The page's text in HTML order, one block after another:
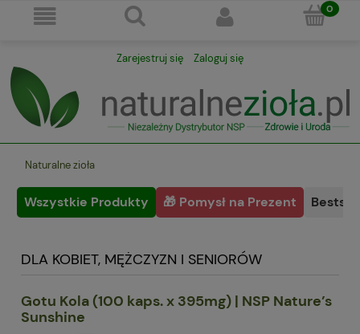
Zarejestruj się Zaloguj się
Naturalne zioła
Wszystkie Produkty 🎁 Pomysł na Prezent
DLA KOBIET, MĘŻCZYZN I SENIORÓW
Gotu Kola (100 kaps. x 395mg) | NSP Nature’s
Sunshine